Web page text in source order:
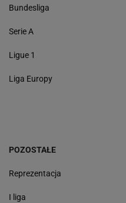
Bundesliga
Serie A
Ligue 1
Liga Europy
POZOSTAŁE
Reprezentacja
I liga